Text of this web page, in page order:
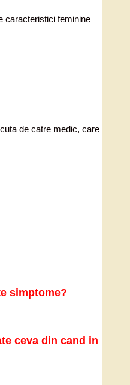
caracteristici feminine
de catre medic, care
simptome?
ceva din cand in